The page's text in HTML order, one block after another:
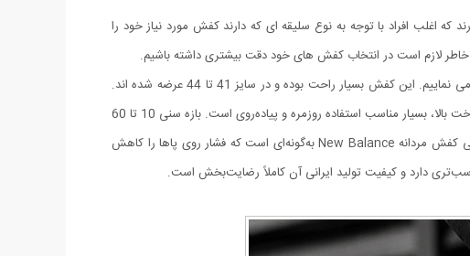
که اغلب افراد با توجه به نوع سلیقه ای که دارند کفش مورد نیاز خود را
خاطر لازم است در انتخاب کفش های خود دقت بیشتری داشته باشیم.
اگر به دنبال کفش های فوق العاده با کیفیت با طراحی جدید و شیک و کاربردی هستید، کفش مردانه New Balance را به شما پیشنهاد می نماییم. این کفش بسیار راحت بوده و در سایز 41 تا 44 عرضه شده اند.
طراحی و رنگ سفید این کفش توجه همگان را جلب نموده و این مدل به‌دلیل طراحی شیک، رنگ‌بندی جذاب سفید–مشکی، و کیفیت ساخت بالا، بسیار مناسب استفاده روزمره و پیاده‌روی است. بازه سنی 10 تا 60
سال می‌توانند بدون محدودیت از این مدل استفاده کنند، زیرا طراحی آن کاملاً یونی‌سایز بوده و هم برای تمام سنین مناسب است.طراحی کفش مردانه New Balance به‌گونه‌ای است که فشار روی پاها را کاهش
دارد و کیفیت تولید ایرانی آن کاملاً رضایت‌بخش است.